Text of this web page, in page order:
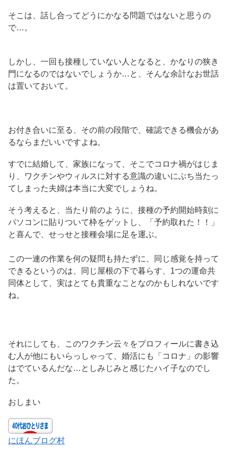
そこは、話し合ってどうにかなる問題ではないと思うの
で…。
しかし、一回も接種していない人となると、かなりの狭き
門になるのではないでしょうか…と、そんな余計なお世話
は置いておいて。
お付き合いに至る、その前の段階で、確認できる機会があ
るならまだいいですよね。
すでに結婚して、家族になって、そこでコロナ禍がはじま
り、ワクチンやウィルスに対する意識の違いにぶち当たっ
てしまった夫婦は本当に大変でしょうね。
そう考えると、当たり前のように、接種の予約開始時刻に
パソコンに貼りついて枠をゲットし、「予約取れた！！」
と喜んで、せっせと接種会場に足を運ぶ。
この一連の作業を何の疑問も持たずに、同じ感覚を持って
できるというのは、同じ屋根の下で暮らす、1つの運命共
同体として、実はとても貴重なことなのかもしれないです
ね。
それにしても、このワクチン云々をプロフィールに書き込
む人が他にもいらっしゃって、婚活にも「コロナ」の影響
はでているんだな…としみじみと感じたハイ子なのでし
た。
おしまい
にほんブログ村